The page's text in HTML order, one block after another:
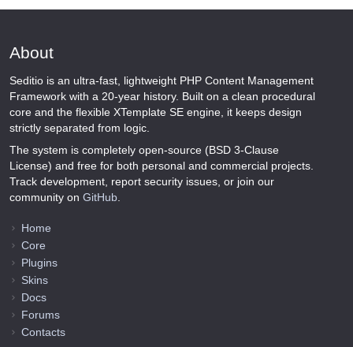
About
Seditio is an ultra-fast, lightweight PHP Content Management
Framework with a 20-year history. Built on a clean procedural
core and the flexible XTemplate SE engine, it keeps design
strictly separated from logic.
The system is completely open-source (BSD 3-Clause
License) and free for both personal and commercial projects.
Track development, report security issues, or join our
community on GitHub
Home
Core
Plugins
Skins
Docs
Forums
Contacts